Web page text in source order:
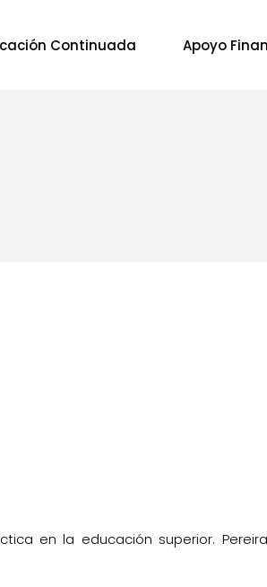
Continuada Apoyo
en la educación superior.